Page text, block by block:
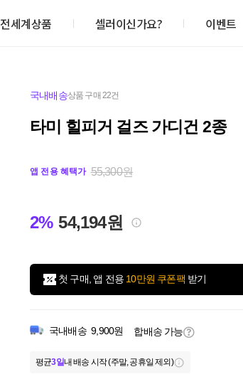
전세계상품 셀러이신가요? 이벤트
국내배송상품 구매 22건
타미 힐피거 걸즈 가디건 2종
앱 전용 혜택가 55,300원
2% 54,194원
첫 구매, 앱 전용 10만원 쿠폰팩 받기
국내배송 9,900원 합배송 가능
평균3일내 배송 시작 (주말, 공휴일 제외)